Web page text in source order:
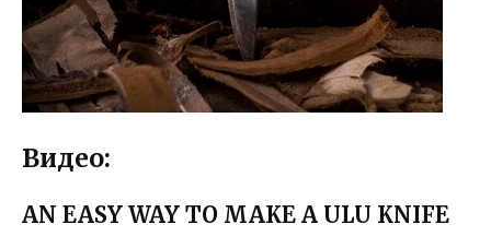
Видео:
AN EASY WAY TO MAKE A ULU KNIFE